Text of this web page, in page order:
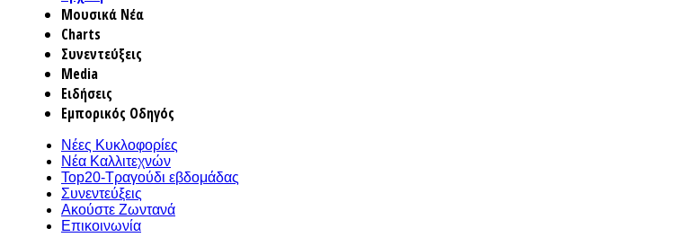
Μουσικά Νέα
Charts
Συνεντεύξεις
Media
Ειδήσεις
Εμπορικός Οδηγός
Νέες Κυκλοφορίες
Νέα Καλλιτεχνών
Top20-Τραγούδι εβδομάδας
Συνεντεύξεις
Ακούστε Ζωντανά
Επικοινωνία